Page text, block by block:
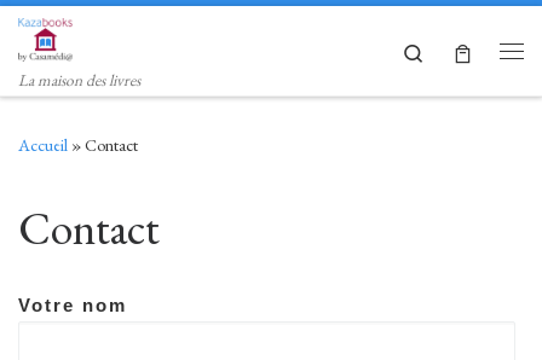
Skip to content
La maison des livres
Search
Accueil »Contact
Contact
Votre nom